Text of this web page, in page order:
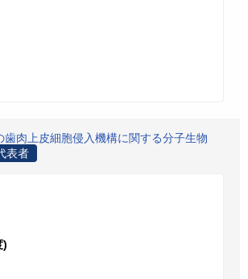
歯肉上皮細胞侵入機構に関する分子生物
表者
)